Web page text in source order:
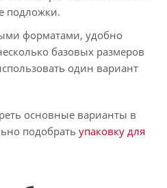
подложки.
форматами, удобно
базовых размеров
один вариант
основные варианты в
подобрать упаковку для